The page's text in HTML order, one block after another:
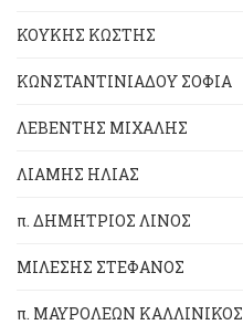
ΚΟΥΚΗΣ ΚΩΣΤΗΣ
ΚΩΝΣΤΑΝΤΙΝΙΑΔΟΥ ΣΟΦΙΑ
ΛΕΒΕΝΤΗΣ ΜΙΧΑΛΗΣ
ΛΙΑΜΗΣ ΗΛΙΑΣ
π. ΔΗΜΗΤΡΙΟΣ ΛΙΝΟΣ
ΜΙΛΕΣΗΣ ΣΤΕΦΑΝΟΣ
π. ΜΑΥΡΟΛΕΩΝ ΚΑΛΛΙΝΙΚΟΣ